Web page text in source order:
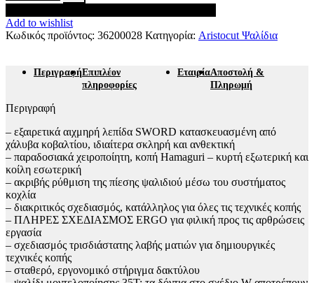
Add to wishlist
Κωδικός προϊόντος: 36200028 Κατηγορία: Aristocut Ψαλίδια
ΠεριγραφήΕπιπλέον
πληροφορίες
ΕταιρίαΑποστολή &
Πληρωμή
Περιγραφή
– εξαιρετικά αιχμηρή λεπίδα SWORD κατασκευασμένη από
χάλυβα κοβαλτίου, ιδιαίτερα σκληρή και ανθεκτική
– παραδοσιακά χειροποίητη, κοπή Hamaguri – κυρτή εξωτερική και
κοίλη εσωτερική
– ακριβής ρύθμιση της πίεσης ψαλιδιού μέσω του συστήματος
κοχλία
– διακριτικός σχεδιασμός, κατάλληλος για όλες τις τεχνικές κοπής
– ΠΛΗΡΕΣ ΣΧΕΔΙΑΣΜΟΣ ERGO για φιλική προς τις αρθρώσεις
εργασία
– σχεδιασμός τρισδιάστατης λαβής ματιών για δημιουργικές
τεχνικές κοπής
– σταθερό, εργονομικό στήριγμα δακτύλου